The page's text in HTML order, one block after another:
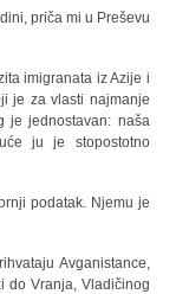
priča mi u Preševu
imigranata iz Azije i
je za vlasti najmanje
je jednostavan: naša
ju je stopostotno
podatak. Njemu je
Avganistance,
do Vranja, Vladičinog